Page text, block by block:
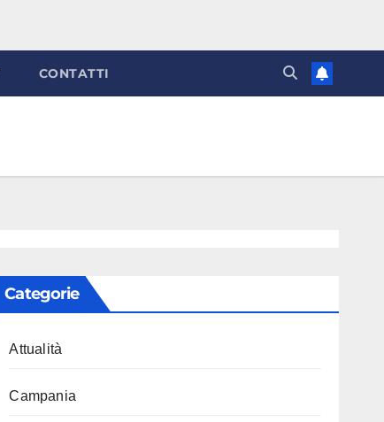
CONTATTI
Categorie
Attualità
Campania